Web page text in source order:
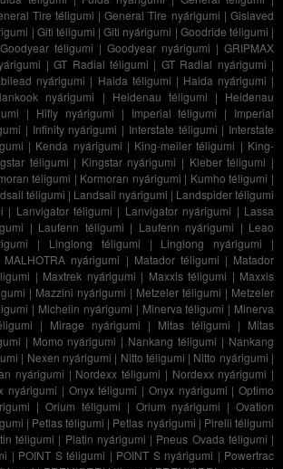
Tire téligumi |General Tire nyárigumi |Gislaved
| Giti téligumi |Giti nyárigumi | Goodride téligumi |
Goodyear téligumi | Goodyear nyárigumi | GRIPMAX
|GT Radial téligumi | GT Radial nyárigumi |
nyárigumi | Haida téligumi | Haida nyárigumi |
nyárigumi | Heidenau téligumi | Heidenau
| Hifly nyárigumi | Imperial téligumi | Imperial
| Infinity nyárigumi | Interstate téligumi | Interstate
| Kenda nyárigumi | King-meiler téligumi | King-
téligumi | Kingstar nyárigumi | Kleber téligumi |
téligumi | Kormoran nyárigumi | Kumho téligumi |
téligumi | Landsail nyárigumi | Landspider téligumi
| Lanvigator téligumi | Lanvigator nyárigumi | Lassa
| Laufenn téligumi | Laufenn nyárigumi | Leao
| Linglong téligumi | Linglong nyárigumi |
MALHOTRA nyárigumi | Matador téligumi | Matador
| Maxtrek nyárigumi | Maxxis téligumi | Maxxis
| Mazzini nyárigumi | Metzeler téligumi | Metzeler
| Michelin nyárigumi | Minerva téligumi | Minerva
| Mirage nyárigumi | Mitas téligumi | Mitas
| Momo nyárigumi | Nankang téligumi | Nankang
| Nexen nyárigumi | Nitto téligumi | Nitto nyárigumi |
nyárigumi | Nordexx téligumi | Nordexx nyárigumi |
nyárigumi | Onyx téligumi | Onyx nyárigumi | Optimo
|Orium téligumi | Orium nyárigumi |Ovation
| Petlas téligumi | Petlas nyárigumi | Pirelli téligumi
téligumi | Platin nyárigumi | Pneus Ovada téligumi |
| POINT S téligumi | POINT S nyárigumi | Powertrac